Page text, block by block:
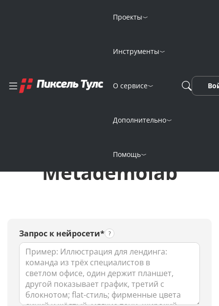
Проекты
Инструменты
О сервисе
Дополнительно
Помощь
изображений
онлайн
нейросетью Sketch
Metademolab
Запрос к нейросети*